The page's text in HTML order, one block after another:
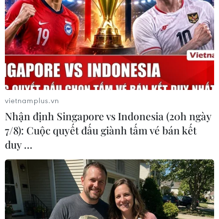
(TTXVN/Vietnam+)
#thảo luận Mỹ-Trung
#căng thẳng thương mại Mỹ - Trung
#Căng thẳng thương mại giữa Trung Quốc và Mỹ
Mỹ
vietnamplus.vn
Nhận định Singapore vs Indonesia (20h ngày
7/8): Cuộc quyết đấu giành tấm vé bán kết
duy …